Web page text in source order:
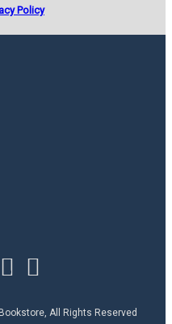
Policy
All Rights Reserved